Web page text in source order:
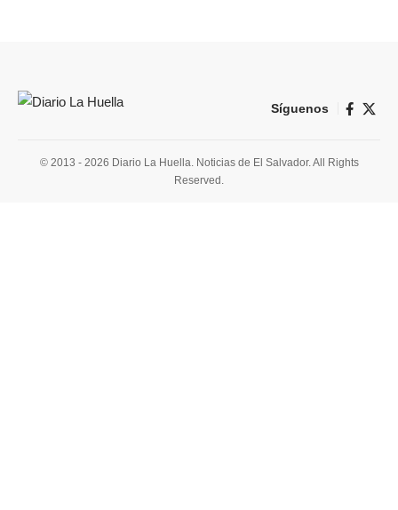
Síguenos
© 2013 - 2026 Diario La Huella. Noticias de El Salvador. All Rights
Reserved.